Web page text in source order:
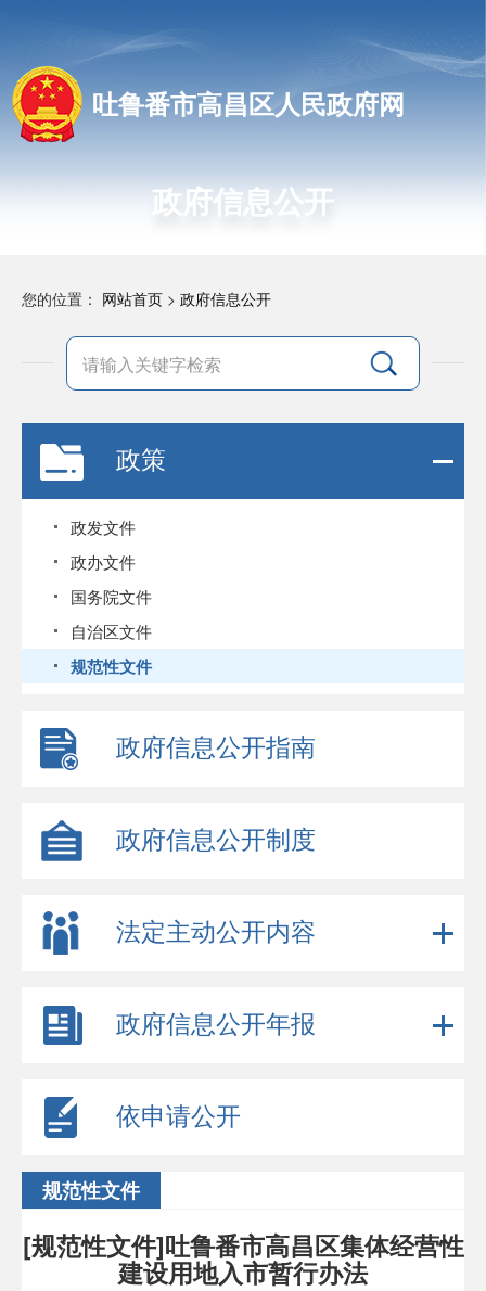
吐鲁番市高昌区人民政府网
政府信息公开
您的位置： 网站首页 > 政府信息公开
政策
政发文件
政办文件
国务院文件
自治区文件
规范性文件
政府信息公开指南
政府信息公开制度
法定主动公开内容
政府信息公开年报
依申请公开
规范性文件
[规范性文件]吐鲁番市高昌区集体经营性
建设用地入市暂行办法